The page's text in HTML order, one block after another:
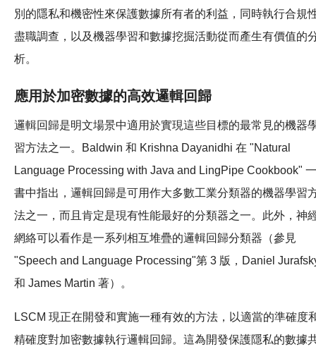
別的隱私和機密性來保護數據所有者的利益，同時執行合規
盡職調查，以及機器學習和數據挖掘活動從而產生有價值的
析。
應用於加密數據的高效邏輯回歸
邏輯回歸是明文場景中適用於實現這些目標的最常見的機器
習方法之一。Baldwin 和 Krishna Dayanidhi 在 "Natural
Language Processing with Java and LingPipe Cookbook" 一
書中指出，邏輯回歸是可用作大多數工業分類器的機器學習
法之一，而且肯定是現有性能最好的分類器之一。此外，神
網絡可以看作是一系列相互堆疊的邏輯回歸分類器（參見
"Speech and Language Processing"第 3 版，Daniel
和 James Martin 著）。
LSCM 現正在開發和實施一種有效的方法，以適當的準確度
精確度對加密數據執行邏輯回歸。這為開發保護隱私的數據